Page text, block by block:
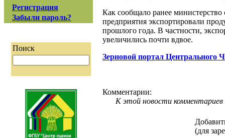
Регистрация
Забыли пароль?
Поиск
Как сообщало ранее министерство
предприятия экспортировали
прошлого года. В частности,
увеличились почти вдвое.
Зерновой портал Центрального
Комментарии:
К этой новости комментариев
(для